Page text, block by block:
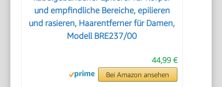
und empfindliche Bereiche, epilieren
und rasieren, Haarentferner für Damen,
Modell BRE237/00
44,99 €
Bei Amazon ansehen